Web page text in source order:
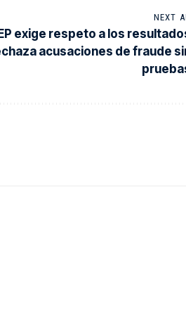
NEXT
exige respeto a los
acusaciones de fraude